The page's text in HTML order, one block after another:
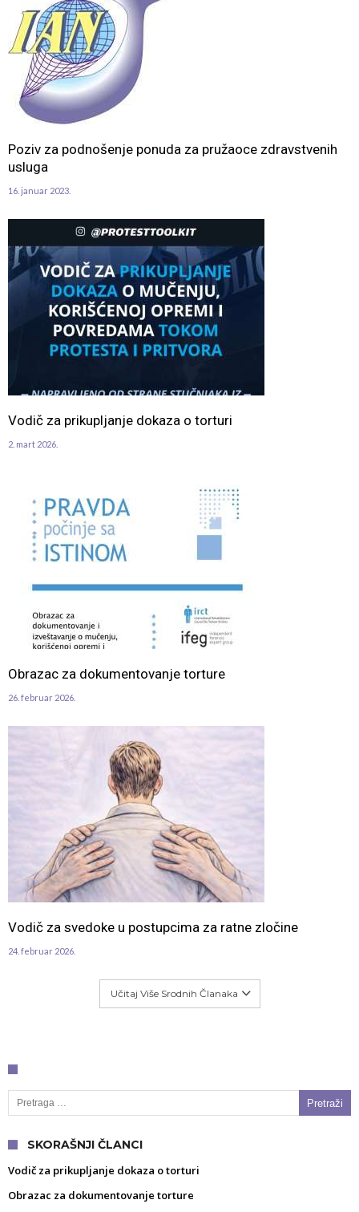
Poziv za podnošenje ponuda za pružaoce zdravstvenih
usluga
16. januar 2023.
Vodič za prikupljanje dokaza o torturi
2. mart 2026.
Obrazac za dokumentovanje torture
26. februar 2026.
Vodič za svedoke u postupcima za ratne zločine
24. februar 2026.
Učitaj Više Srodnih Članaka
Pretraga za:
SKORAŠNJI ČLANCI
Vodič za prikupljanje dokaza o torturi
Obrazac za dokumentovanje torture